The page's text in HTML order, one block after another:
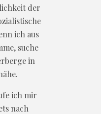
der
ich aus
suche
in
ich mir
nach